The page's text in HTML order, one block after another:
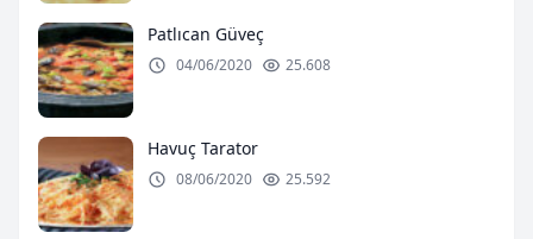
Patlıcan Güveç
04/06/2020 25.608
Havuç Tarator
08/06/2020 25.592